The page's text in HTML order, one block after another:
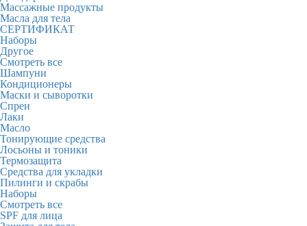
Массажные продукты
Масла для тела
СЕРТИФИКАТ
Наборы
Другое
Смотреть все
Шампуни
Кондиционеры
Маски и сыворотки
Спреи
Лаки
Масло
Тонирующие средства
Лосьоны и тоники
Термозащита
Средства для укладки
Пилинги и скрабы
Наборы
Смотреть все
SPF для лица